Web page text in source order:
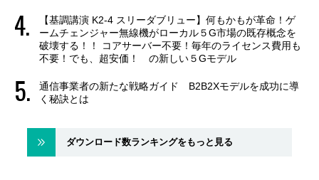
【基調講演 K2-4 スリーダブリュー】何もかもが革命！ゲ
ームチェンジャー無線機がローカル５G市場の既存概念を
破壊する！！ コアサーバー不要！毎年のライセンス費用も
不要！でも、超安価！ の新しい５Gモデル
通信事業者の新たな戦略ガイド B2B2Xモデルを成功に導
く秘訣とは
ダウンロード数ランキングをもっと見る